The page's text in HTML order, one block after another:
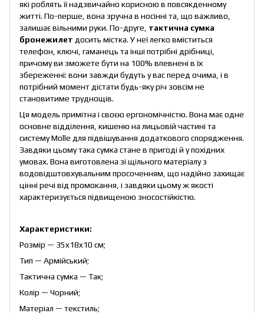
які роблять її надзвичайно корисною в повсякденному
житті. По-перше, вона зручна в носінні та, що важливо,
залишає вільними руки. По-друге, тактична сумка
бронежилет досить містка. У неї легко вміститься
телефон, ключі, гаманець та інші потрібні дрібниці,
причому ви зможете бути на 100% впевнені в їх
збереженні: вони завжди будуть у вас перед очима, і в
потрібний момент дістати будь-яку річ зовсім не
становитиме труднощів.
Ця модель примітна і своєю ергономічністю. Вона має одне
основне відділення, кишеню на лицьовій частині та
систему Molle для підвішування додаткового спорядження.
Завдяки цьому така сумка стане в пригоді й у похідних
умовах. Вона виготовлена зі щільного матеріалу з
водовідштовхувальним просоченням, що надійно захищає
цінні речі від промокання, і завдяки цьому ж якості
характеризується підвищеною зносостійкістю.
Характеристики:
Розмір — 35x18x10 см;
Тип — Армійський;
Тактична сумка — Так;
Колір — Чорний;
Матеріал — текстиль;